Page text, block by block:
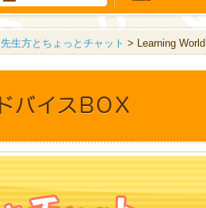
先生方とちょっとチャット > Learning